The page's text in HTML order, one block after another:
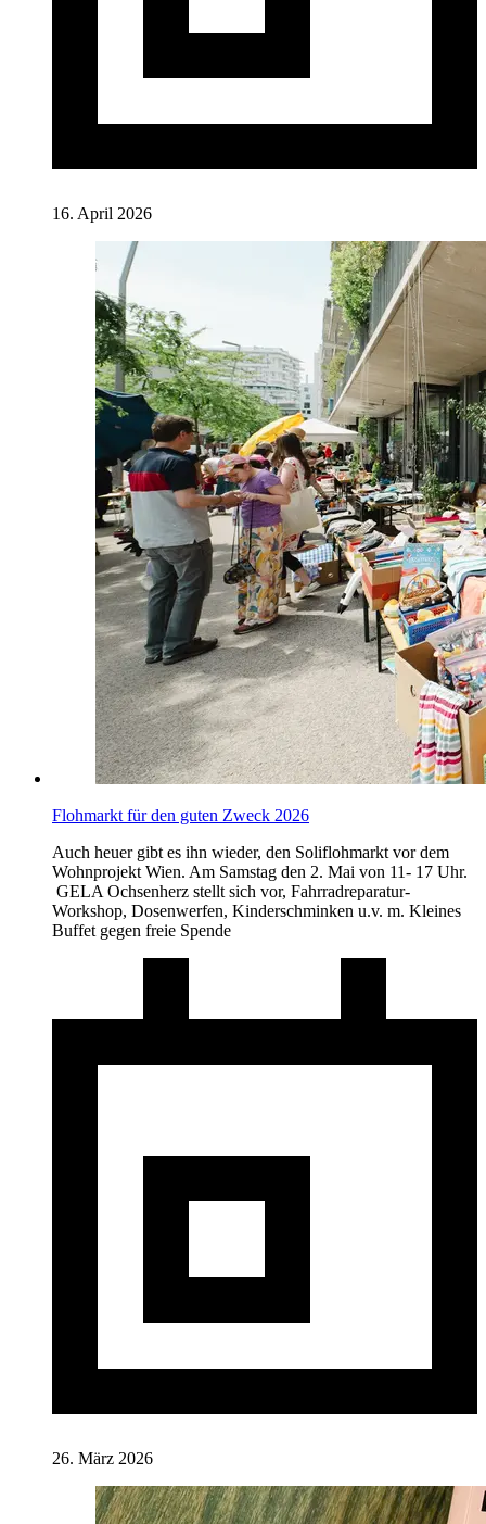
16. April 2026
Flohmarkt für den guten Zweck 2026
Auch heuer gibt es ihn wieder, den Soliflohmarkt vor dem
Wohnprojekt Wien. Am Samstag den 2. Mai von 11- 17 Uhr.
GELA Ochsenherz stellt sich vor, Fahrradreparatur-
Workshop, Dosenwerfen, Kinderschminken u.v. m. Kleines
Buffet gegen freie Spende
26. März 2026